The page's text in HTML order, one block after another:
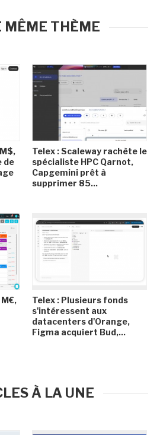
MÊME THÈME
de
Telex : Scaleway rachète le
spécialiste HPC Qarnot,
Capgemini prêt à
supprimer 85...
Telex : Plusieurs fonds
s'intéressent aux
datacenters d'Orange,
Figma acquiert Bud,...
À LA UNE